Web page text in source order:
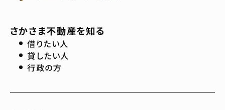
さかさま不動産を知る
借りたい人
貸したい人
行政の方